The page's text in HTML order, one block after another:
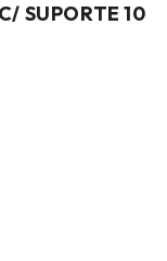
SUPORTE 10